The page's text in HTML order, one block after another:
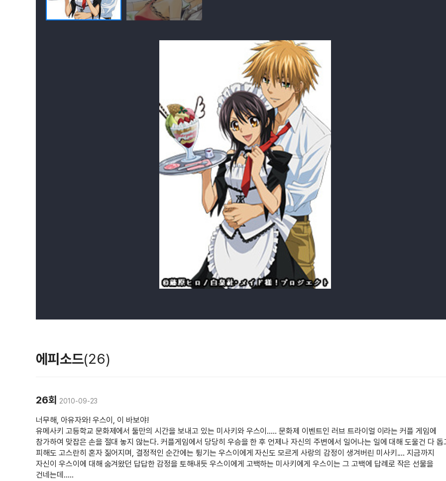
에피소드(26)
26회 2010-09-23
너무해, 아유자와! 우스이, 이 바보야!
유메사키 고등학교 문화제에서 둘만의 시간을 보내고 있는 미사키와 우스이..... 문화제 이벤트인 러브 트라이얼 이라는 커플 게임에
참가하여 맞잡은 손을 절대 놓지 않는다. 커플게임에서 당당히 우승을 한 후 언제나 자신의 주변에서 일어나는 일에 대해 도울건 다 돕
피해도 고스란히 혼자 짊어지며, 결정적인 순간에는 튕기는 우스이에게 자신도 모르게 사랑의 감정이 생겨버린 미사키.... 지금까지
자신이 우스이에 대해 숨겨왔던 답답한 감정을 토해내듯 우스이에게 고백하는 미사키에게 우스이는 그 고백에 답례로 작은 선물을
건네는데.....